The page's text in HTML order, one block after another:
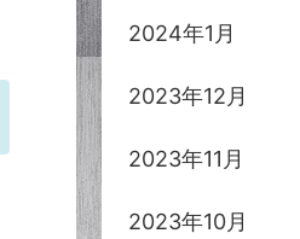
2024年1月
2023年12月
2023年11月
2023年10月